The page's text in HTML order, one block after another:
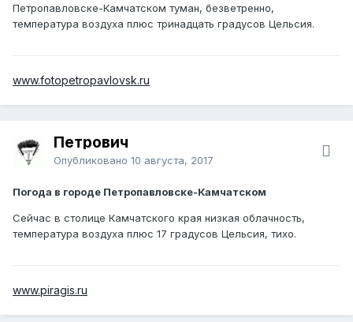
Петропавловске-Камчатском туман, безветренно,
температура воздуха плюс тринадцать градусов Цельсия.
www.fotopetropavlovsk.ru
Петрович
Опубликовано 10 августа, 2017
Погода в городе Петропавловске-Камчатском
Сейчас в столице Камчатского края низкая облачность,
температура воздуха плюс 17 градусов Цельсия, тихо.
www.piragis.ru